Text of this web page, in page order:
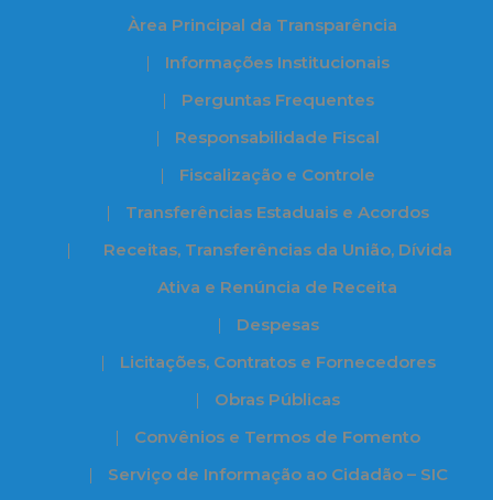
Àrea Principal da Transparência
Informações Institucionais
Perguntas Frequentes
Responsabilidade Fiscal
Fiscalização e Controle
Transferências Estaduais e Acordos
Receitas, Transferências da União, Dívida
Ativa e Renúncia de Receita
Despesas
Licitações, Contratos e Fornecedores
Obras Públicas
Convênios e Termos de Fomento
Serviço de Informação ao Cidadão – SIC